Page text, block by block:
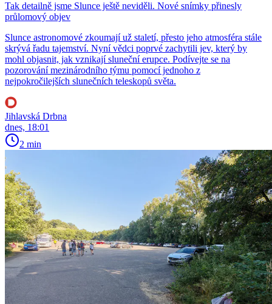
Tak detailně jsme Slunce ještě neviděli. Nové snímky přinesly
průlomový objev
Slunce astronomové zkoumají už staletí, přesto jeho atmosféra stále
skrývá řadu tajemství. Nyní vědci poprvé zachytili jev, který by
mohl objasnit, jak vznikají sluneční erupce. Podívejte se na
pozorování mezinárodního týmu pomocí jednoho z
nejpokročilejších slunečních teleskopů světa.
Jihlavská Drbna
dnes, 18:01
2 min